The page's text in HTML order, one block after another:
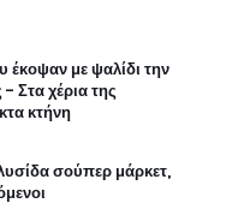
έκοψαν με ψαλίδι την
Στα χέρια της
κτήνη
σούπερ μάρκετ,